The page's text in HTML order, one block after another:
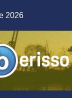
2026